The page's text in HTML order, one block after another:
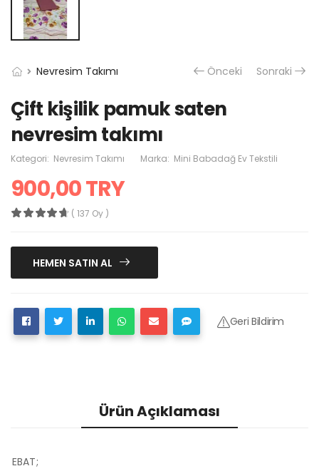
Nevresim Takımı Önceki Sonraki
Çift kişilik pamuk saten
nevresim takımı
Kategori: Nevresim Takımı Marka: Mini Babadağ Ev Tekstili
900,00 TRY
( 137 Oy )
HEMEN SATIN AL
Geri Bildirim
Ürün Açıklaması
EBAT;